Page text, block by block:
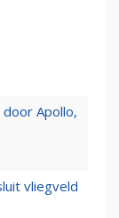
Apollo,
vliegveld